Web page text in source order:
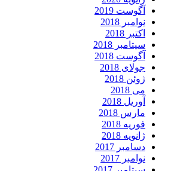
آگوست 2019
نوامبر 2018
اکتبر 2018
سپتامبر 2018
آگوست 2018
جولای 2018
ژوئن 2018
می 2018
آوریل 2018
مارس 2018
فوریه 2018
ژانویه 2018
دسامبر 2017
نوامبر 2017